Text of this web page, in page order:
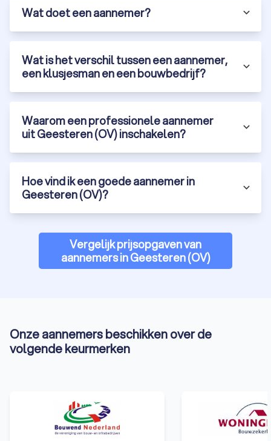
Wat doet een aannemer?
Wat is het verschil tussen een aannemer,
een klusjesman en een bouwbedrijf?
Waarom een professionele aannemer
uit Geesteren (OV) inschakelen?
Hoe vind ik een goede aannemer in
Geesteren (OV)?
Vergelijk prijsopgaven van
aannemers in Geesteren (OV)
Onze aannemers beschikken over de
volgende keurmerken